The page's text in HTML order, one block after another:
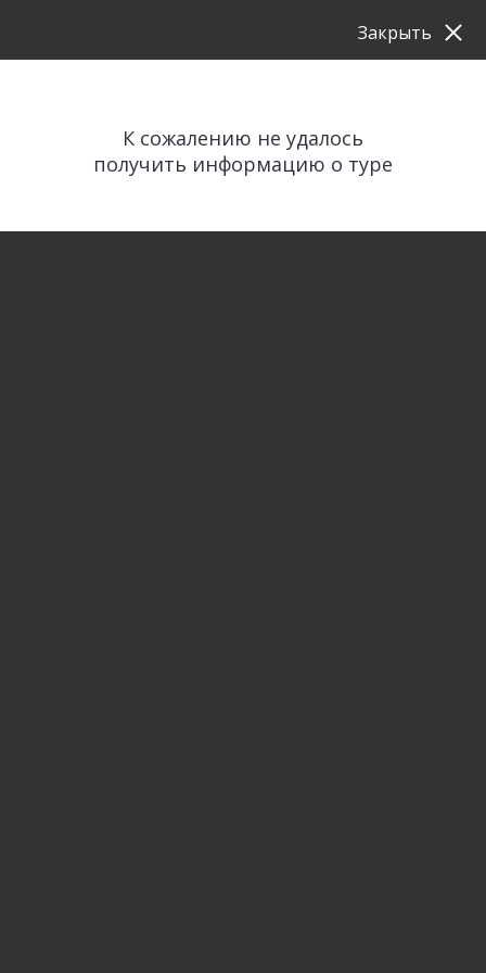
К сожалению не удалось
получить информацию о туре
Закрыть